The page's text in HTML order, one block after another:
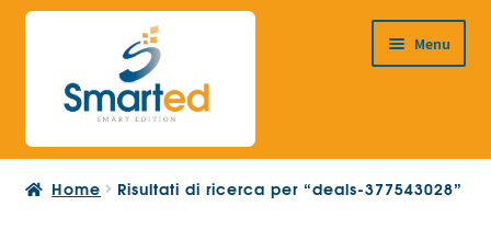
Vai
navigazione
Vai
contenuto
Menu
HOME
Home Risultati di ricerca per “deals-377543028”